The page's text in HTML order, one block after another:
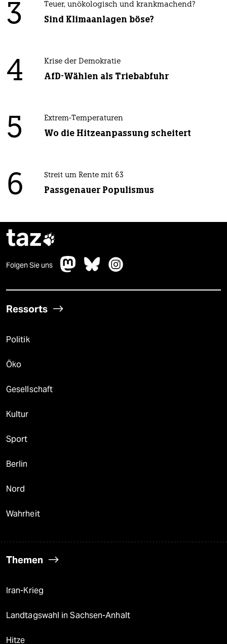
3 Teuer, unökologisch und krankmachend?
Sind Klimaanlagen böse?
4 Krise der Demokratie
AfD-Wählen als Triebabfuhr
5 Extrem-Temperaturen
Wo die Hitzeanpassung scheitert
6 Streit um Rente mit 63
Passgenauer Populismus
taz
Folgen Sie uns
Ressorts
Politik
Öko
Gesellschaft
Kultur
Sport
Berlin
Nord
Wahrheit
Themen
Iran-Krieg
Landtagswahl in Sachsen-Anhalt
Hitze